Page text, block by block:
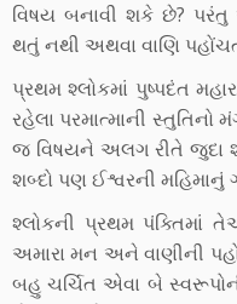
વિષય બનાવી શકે છે? પરંતુ
થતું નથી અથવા વાણિ
પ્રથમ શ્લોકમાં પુષ્પદંત
રહેલા પરમાત્માની સ્તુતિનો
જ વિષયને અલગ રીતે જુદા
શબ્દો પણ ઈશ્વરની મહિમાનું
શ્લોકની પ્રથમ પંક્તિમાં
અમારા મન અને વાણીની
બહુ ચર્ચિત એવા બે